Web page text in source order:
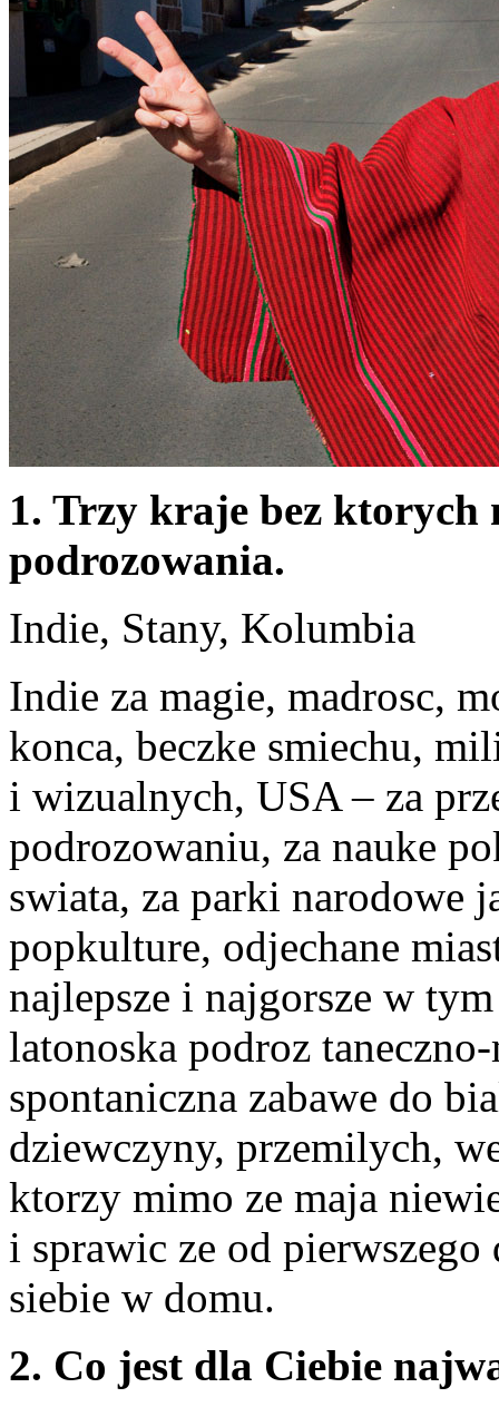
1. Trzy kraje bez ktorych
podrozowania.
Indie, Stany, Kolumbia
Indie za magie, madrosc,
konca, beczke smiechu,
i wizualnych, USA – za
podrozowaniu, za nauke
swiata, za parki narodowe
popkulture, odjechane
najlepsze i najgorsze w
latonoska podroz
spontaniczna zabawe do
dziewczyny, przemilych,
ktorzy mimo ze maja
i sprawic ze od
siebie w domu.
2. Co jest dla Ciebie